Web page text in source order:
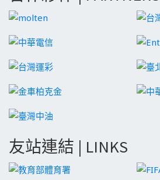
友站連結 | LINKS